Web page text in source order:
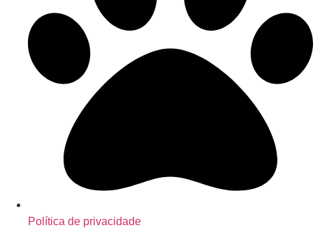
Política de privacidade